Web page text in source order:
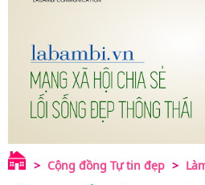
Cộng đồng Tự tin đẹp